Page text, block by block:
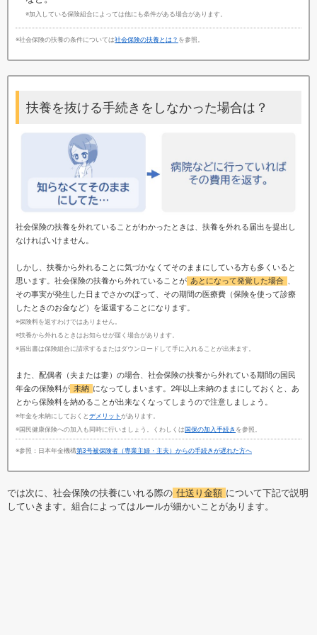
※加入している保険組合によっては他にも条件がある場合があります。
※社会保険の扶養の条件については社会保険の扶養とは？ を参照。
扶養を抜ける手続きをしなかった場合は？
社会保険の扶養を外れていることがわかったときは、扶養を外れる届出を提出し
なければいけません。
しかし、扶養から外れることに気づかなくてそのままにしている方も多くいると
思います。社会保険の扶養から外れていることが あとになって発覚した場合 、
その事実が発生した日までさかのぼって、その期間の医療費（保険を使って診療
したときのお金など）を返還することになります。
※保険料を返すわけではありません。
※扶養から外れるときはお知らせが届く場合があります。
※届出書は保険組合に請求するまたはダウンロードして手に入れることが出来ます。
また、配偶者（夫または妻）の場合、社会保険の扶養から外れている期間の国民
年金の保険料が 未納 になってしまいます。2年以上未納のままにしておくと、あ
とから保険料を納めることが出来なくなってしまうので注意しましょう。
※年金を未納にしておくと デメリット があります。
※国民健康保険への加入も同時に行いましょう。くわしくは 国保の加入手続き を参照。
※参照：日本年金機構第3号被保険者（専業主婦・主夫）からの手続きが遅れた方へ
では次に、社会保険の扶養にいれる際の 仕送り金額 について下記で説明
していきます。組合によってはルールが細かいことがあります。